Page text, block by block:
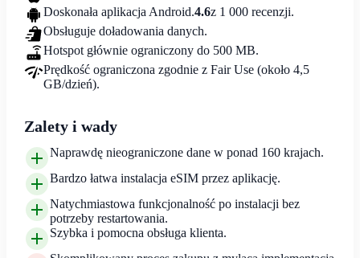
Doskonała aplikacja Android.4.6z 1 000 recenzji.
Obsługuje doładowania danych.
Hotspot głównie ograniczony do 500 MB.
Prędkość ograniczona zgodnie z Fair Use (około 4,5
GB/dzień).
Zalety i wady
Naprawdę nieograniczone dane w ponad 160 krajach.
Bardzo łatwa instalacja eSIM przez aplikację.
Natychmiastowa funkcjonalność po instalacji bez
potrzeby restartowania.
Szybka i pomocna obsługa klienta.